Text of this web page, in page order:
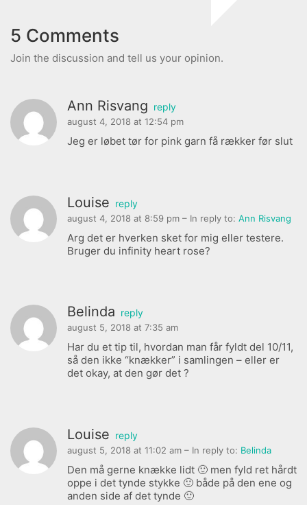
5 Comments
Join the discussion and tell us your opinion.
Ann Risvang reply
august 4, 2018 at 12:54 pm
Jeg er løbet tør for pink garn få rækker før slut
Louise reply
august 4, 2018 at 8:59 pm – In reply to: Ann Risvang
Arg det er hverken sket for mig eller testere.
Bruger du infinity heart rose?
Belinda reply
august 5, 2018 at 7:35 am
Har du et tip til, hvordan man får fyldt del 10/11,
så den ikke “knækker” i samlingen – eller er
det okay, at den gør det ?
Louise reply
august 5, 2018 at 11:02 am – In reply to: Belinda
Den må gerne knække lidt 🙂 men fyld ret hårdt
oppe i det tynde stykke 🙂 både på den ene og
anden side af det tynde 🙂